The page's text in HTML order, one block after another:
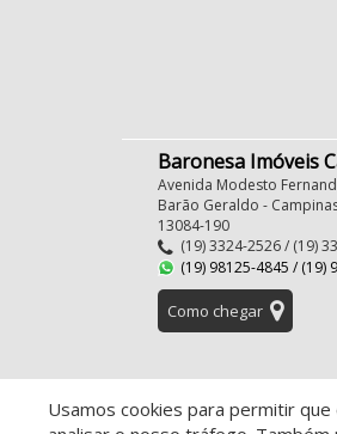
Baronesa Imóveis
Avenida Modesto
Barão Geraldo -
13084-190
(19) 3324-2526 / (19)
(19) 98125-4845 / (19)
Como chegar
© 2026 Baronesa Imóveis
Usamos cookies para permitir